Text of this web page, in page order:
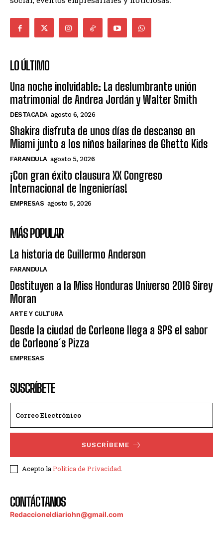
LO ÚLTIMO
Una noche inolvidable: La deslumbrante unión
matrimonial de Andrea Jordán y Walter Smith
DESTACADA agosto 6, 2026
Shakira disfruta de unos días de descanso en
Miami junto a los niños bailarines de Ghetto Kids
FARANDULA agosto 5, 2026
¡Con gran éxito clausura XX Congreso
Internacional de Ingenierías!
EMPRESAS agosto 5, 2026
MÁS POPULAR
La historia de Guillermo Anderson
FARANDULA
Destituyen a la Miss Honduras Universo 2016 Sirey
Moran
ARTE Y CULTURA
Desde la ciudad de Corleone llega a SPS el sabor
de Corleone´s Pizza
EMPRESAS
SUSCRÍBETE
SUSCRÍBEME
Acepto laPolítica de Privacidad.
CONTÁCTANOS
Redaccioneldiariohn@gmail.com